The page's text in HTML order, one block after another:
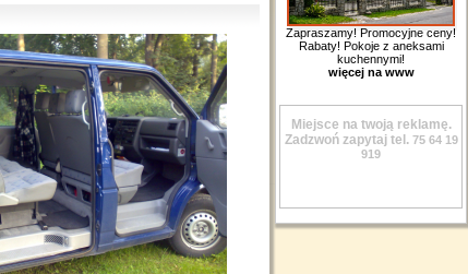
Zapraszamy! Promocyjne ceny!
Rabaty! Pokoje z aneksami
kuchennymi!
więcej na www
Miejsce na twoją reklamę.
Zadzwoń zapytaj tel. 75 64 19
919